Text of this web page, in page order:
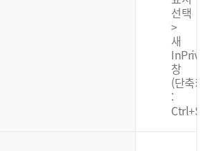
선택
>
새
창
(단축키
: